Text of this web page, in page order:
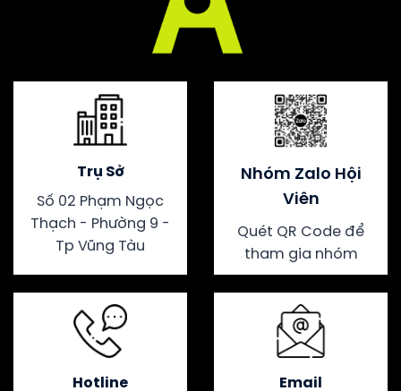
Trụ Sở
Số 02 Phạm Ngọc
Thạch - Phường 9 -
Tp Vũng Tàu
Nhóm Zalo Hội
Viên
Quét QR Code để
tham gia nhóm
Hotline Email